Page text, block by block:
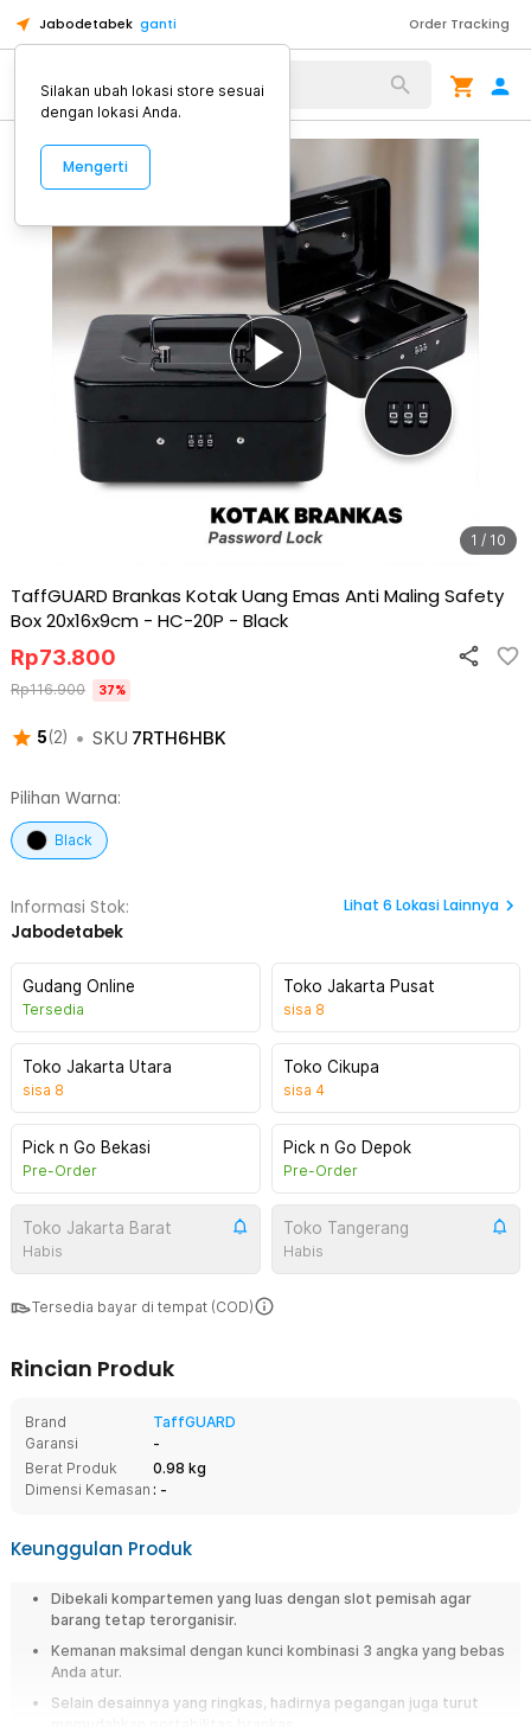
Jabodetabek ganti Order Tracking
Alat Kopi
1 / 10
TaffGUARD Brankas Kotak Uang Emas Anti Maling Safety
Box 20x16x9cm - HC-20P - Black
5(2) • SKU 7RTH6HBK
Rp73.800
Rp116.900 37%
Pilihan Warna:
Black
Informasi Stok:
Jabodetabek
Lihat 6 Lokasi Lainnya
Gudang Online
Tersedia
Toko Jakarta Pusat
sisa 8
Toko Jakarta Utara
sisa 8
Toko Cikupa
sisa 4
Pick n Go Bekasi
Pre-Order
Pick n Go Depok
Pre-Order
Toko Jakarta Barat
Habis
Toko Tangerang
Habis
Tersedia bayar di tempat (COD)
Rincian Produk
Brand
TaffGUARD
Garansi
-
Berat Produk
0.98 kg
Dimensi Kemasan : -
Keunggulan Produk
Dibekali kompartemen yang luas dengan slot pemisah agar
barang tetap terorganisir.
Kemanan maksimal dengan kunci kombinasi 3 angka yang bebas
Anda atur.
Selain desainnya yang ringkas, hadirnya pegangan juga turut
Silakan ubah lokasi store sesuai
dengan lokasi Anda.
Mengerti